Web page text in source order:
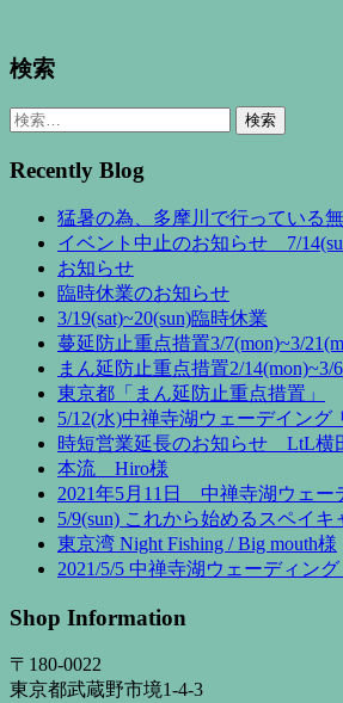
検索
検
Recently Blog
猛暑の為、多摩川で行っている
イベント中止のお知らせ 7/
お知らせ
臨時休業のお知らせ
3/19(sat)~20(sun)臨時休業
蔓延防止重点措置3/7(mon)~3/
まん延防止重点措置2/14(mon)~3/
東京都「まん延防止重点措置」
5/12(水)中禅寺湖ウェーデイング
時短営業延長のお知らせ LtL横
本流 Hiro様
2021年5月11日 中禅寺湖ウェ
5/9(sun) これから始めるスペイキ
東京湾 Night Fishing / Big mouth様
2021/5/5 中禅寺湖ウェーディン
Shop Information
〒180-0022
東京都武蔵野市境1-4-3